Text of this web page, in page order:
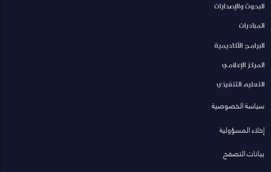
البحوث والإصدارات
المبادرات
البرامج الأكاديمية
المركز الإعلامي
التعليم التنفيذي
سياسة الخصوصية
إخلاء المسؤولية
بيانات التصفح